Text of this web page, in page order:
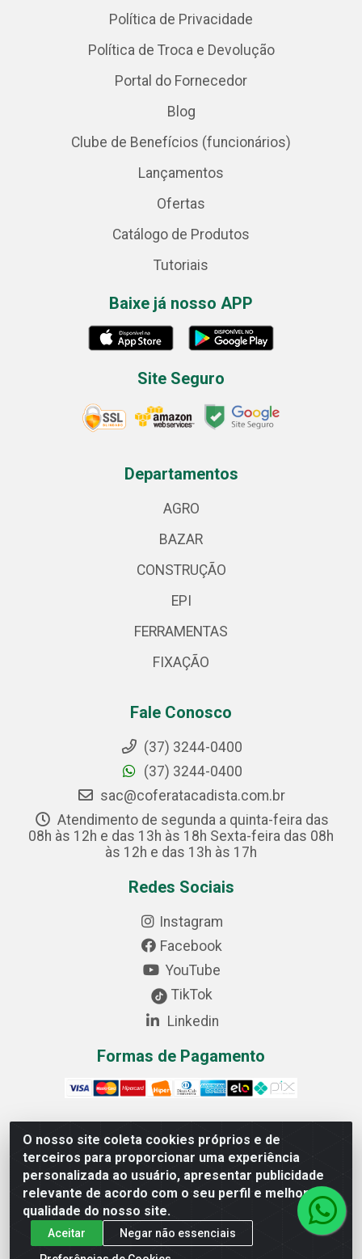
O nosso site coleta cookies próprios e de
terceiros para proporcionar uma experiência
personalizada ao usuário, apresentar publicidade
relevante de acordo com o seu perfil e melhorar a
qualidade do nosso site.
Aceitar
Negar não essenciais
Política de Privacidade
Política de Troca e Devolução
Portal do Fornecedor
Blog
Clube de Benefícios (funcionários)
Lançamentos
Ofertas
Catálogo de Produtos
Tutoriais
Baixe já nosso APP
Site Seguro
Departamentos
AGRO
BAZAR
CONSTRUÇÃO
EPI
FERRAMENTAS
FIXAÇÃO
Fale Conosco
(37) 3244-0400
(37) 3244-0400
sac@coferatacadista.com.br
Atendimento de segunda a quinta-feira das
08h às 12h e das 13h às 18h Sexta-feira das 08h
às 12h e das 13h às 17h
Redes Sociais
Instagram
Facebook
YouTube
TikTok
Linkedin
Formas de Pagamento
Cofer Importadora e Distribuidora LTDA - Avenida
Progresso, 1829, Letra D - Centro Industrial, Carmo do
Cajuru/MG - CEP: 35.557-000 - 03.064.064/0001-44